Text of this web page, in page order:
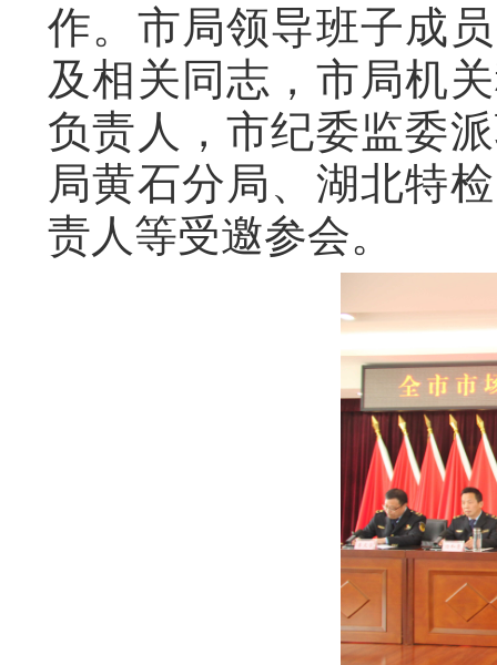
作。市局领导班子成
及相关同志，市局机
负责人，市纪委监委
局黄石分局、湖北特
责人等受邀参会。